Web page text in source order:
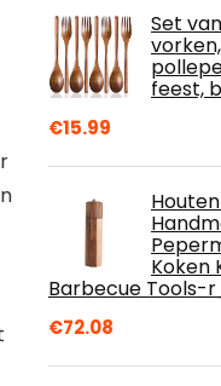
Set
feest,
€15.99
Koken
Barbecue Tools-
€72.08